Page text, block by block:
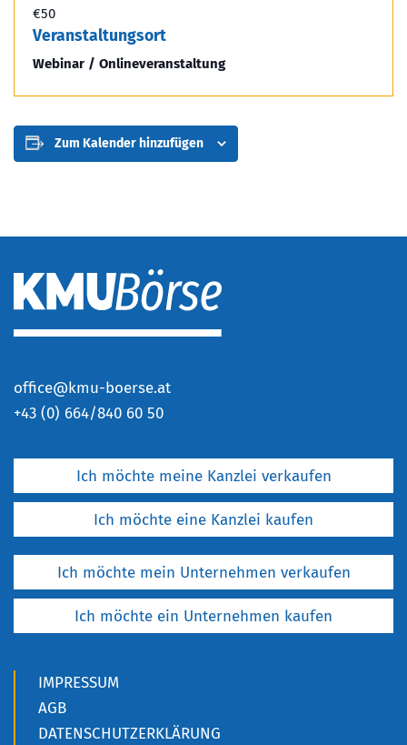
€50
Veranstaltungsort
Webinar / Onlineveranstaltung
Zum Kalender hinzufügen
office@kmu-boerse.at
+43 (0) 664/840 60 50
Ich möchte meine Kanzlei verkaufen
Ich möchte eine Kanzlei kaufen
Ich möchte mein Unternehmen verkaufen
Ich möchte ein Unternehmen kaufen
IMPRESSUM
AGB
DATENSCHUTZERKLÄRUNG